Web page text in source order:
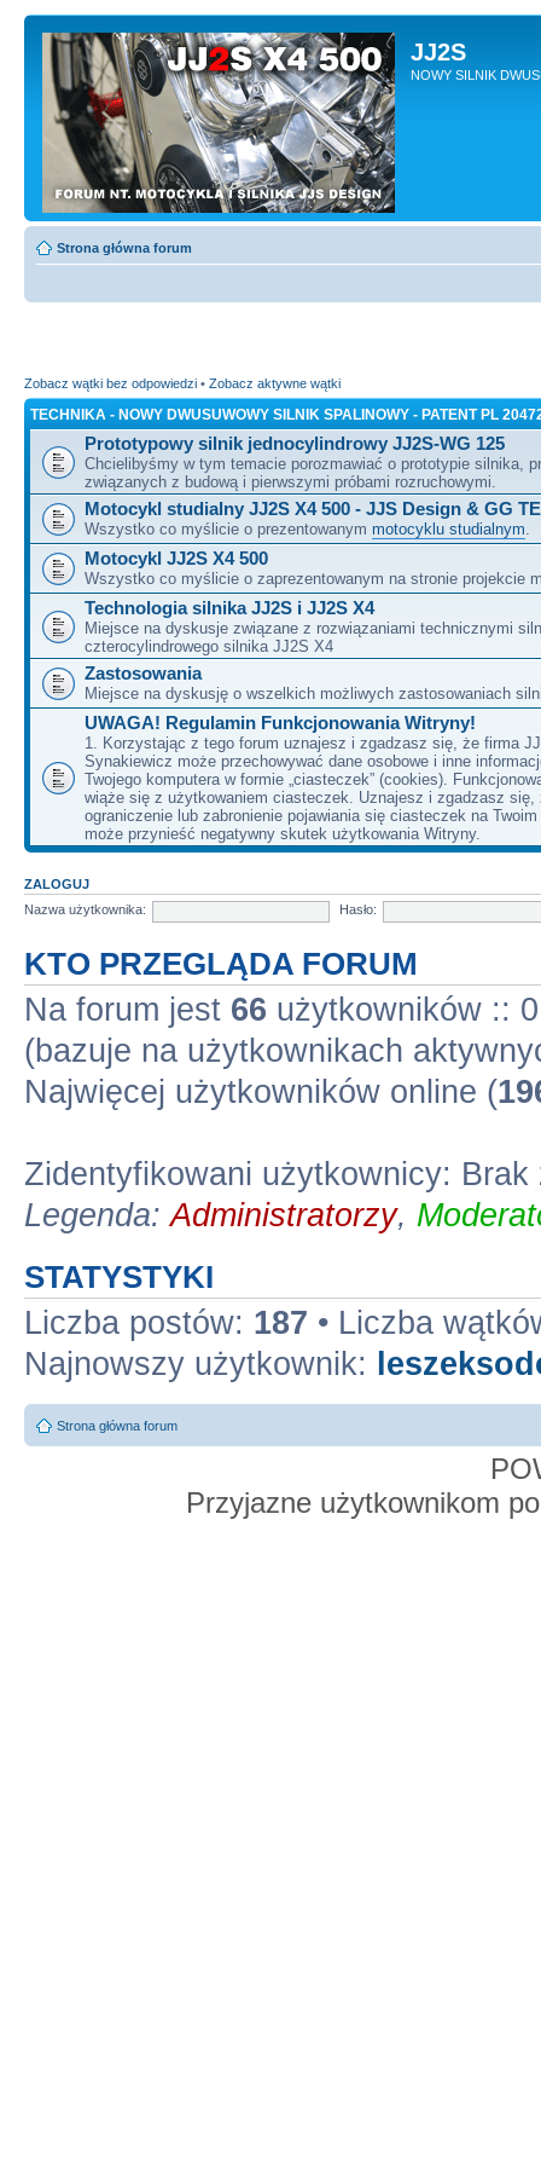
JJ2S
NOWY SILNIK
Strona główna forum
Zobacz wątki bez odpowiedzi • Zobacz aktywne wątki
TECHNIKA - NOWY DWUSUWOWY SILNIK SPALINOWY - PATENT PL
Prototypowy silnik jednocylindrowy JJ2S-WG 125
Chcielibyśmy w tym temacie porozmawiać o prototypie silnika,
związanych z budową i pierwszymi próbami rozruchowymi.
Motocykl studialny JJ2S X4 500 - JJS Design & GG
Wszystko co myślicie o prezentowanym motocyklu studialnym
Motocykl JJ2S X4 500
Wszystko co myślicie o zaprezentowanym na stronie projekcie
Technologia silnika JJ2S i JJ2S X4
Miejsce na dyskusje związane z rozwiązaniami technicznymi
czterocylindrowego silnika JJ2S X4
Zastosowania
Miejsce na dyskusję o wszelkich możliwych zastosowaniach
UWAGA! Regulamin Funkcjonowania Witryny!
1. Korzystając z tego forum uznajesz i zgadzasz się, że firma
Synakiewicz może przechowywać dane osobowe i inne
Twojego komputera w formie „ciasteczek” (cookies).
wiąże się z użytkowaniem ciasteczek. Uznajesz i zgadzasz się,
ograniczenie lub zabronienie pojawiania się ciasteczek na
może przynieść negatywny skutek użytkowania Witryny.
ZALOGUJ
Nazwa użytkownika:
Hasło:
KTO PRZEGLĄDA FORUM
Na forum jest 66 użytkowników ::
(bazuje na użytkownikach
Najwięcej użytkowników online (
Zidentyfikowani użytkownicy:
Legenda:Administratorzy,
STATYSTYKI
Liczba postów: 187 • Liczba
Najnowszy użytkownik:
Strona główna forum
Przyjazne użytkownikom